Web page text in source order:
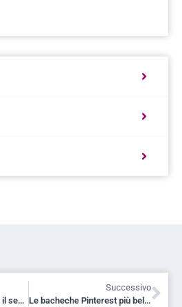
Fotografia di paesaggio: il segreto? Rompere le regole
Successivo
Le bacheche Pinterest più belle per la Nail Art